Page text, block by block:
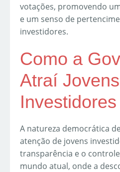
votações, promovendo
e um senso de
investidores.
Como a
Atraí Jovens
Investidores
A natureza democrática
atenção de jovens
transparência e o
mundo atual, onde a